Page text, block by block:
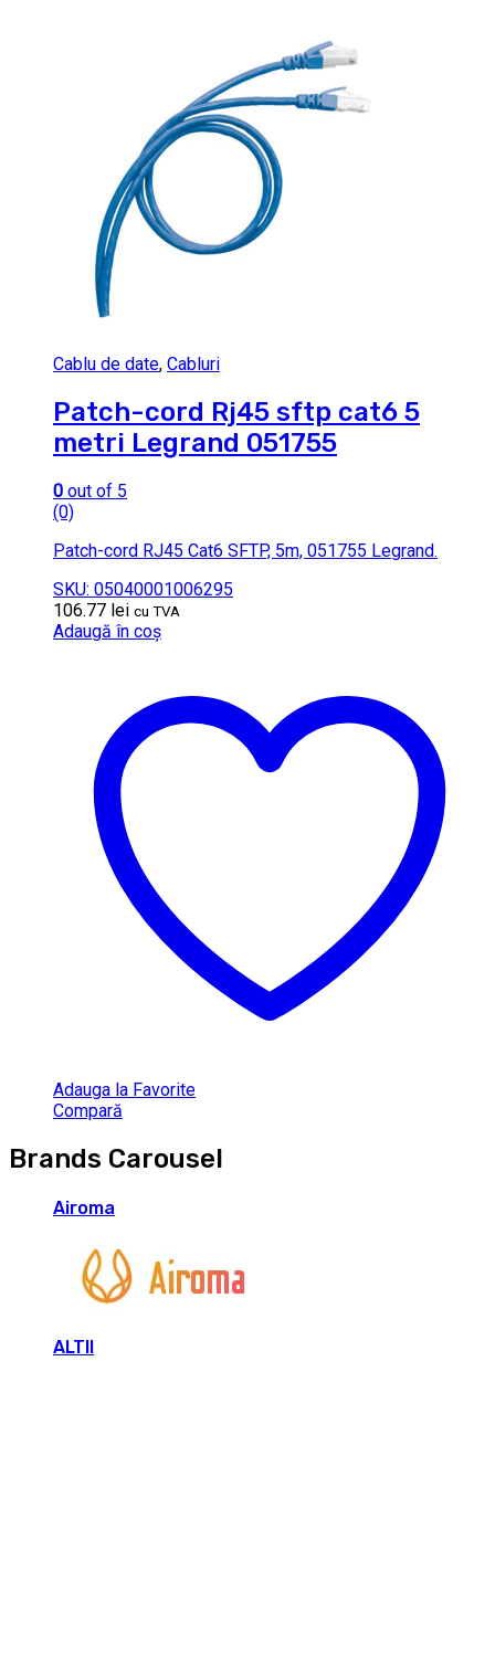
Cablu de date, Cabluri
Patch-cord Rj45 sftp cat6 5
metri Legrand 051755
0 out of 5
(0)
Patch-cord RJ45 Cat6 SFTP, 5m, 051755 Legrand.
SKU: 05040001006295
106.77 lei cu TVA
Adaugă în coș
Adauga la Favorite
Compară
Brands Carousel
Airoma
ALTII